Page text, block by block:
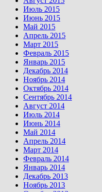
Июль 2015
Июнь 2015
Май 2015
Апрель 2015
Март 2015
Февраль 2015
Январь 2015
Декабрь 2014
Ноябрь 2014
Октябрь 2014
Сентябрь 2014
Август 2014
Июль 2014
Июнь 2014
Май 2014
Апрель 2014
Март 2014
Февраль 2014
Январь 2014
Декабрь 2013
Ноябрь 2013